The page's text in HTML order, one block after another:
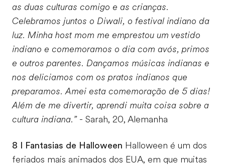
as duas culturas comigo e as crianças.
Celebramos juntos o Diwali, o festival indiano da
luz. Minha host mom me emprestou um vestido
indiano e comemoramos o dia com avós, primos
e outros parentes. Dançamos músicas indianas e
nos deliciamos com os pratos indianos que
preparamos. Amei esta comemoração de 5 dias!
Além de me divertir, aprendi muita coisa sobre a
cultura indiana.”- Sarah, 20, Alemanha
8 I Fantasias de Halloween Halloween é um dos
feriados mais animados dos EUA, em que muitas